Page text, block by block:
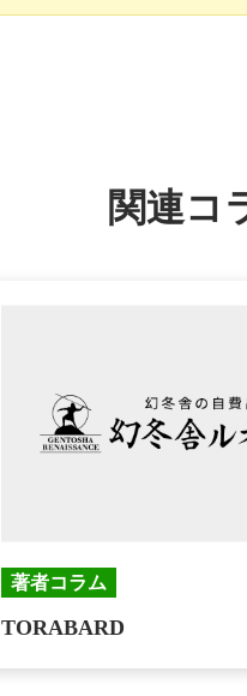
関連コ
著者コラム
TORABARD